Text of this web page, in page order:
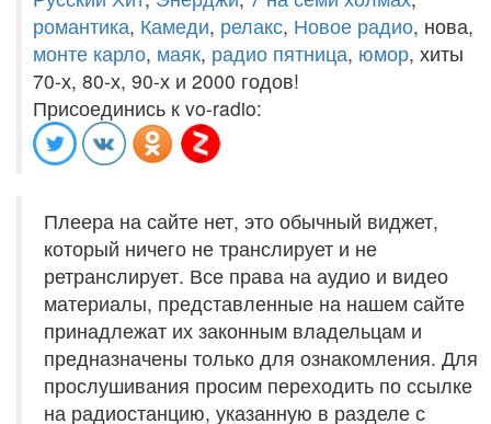
романтика, Камеди, релакс, Новое радио, нова,
монте карло, маяк, радио пятница, юмор, хиты
70-х, 80-х, 90-х и 2000 годов!
Присоединись к vo-radio:
Плеера на сайте нет, это обычный виджет,
который ничего не транслирует и не
ретранслирует. Все права на аудио и видео
материалы, представленные на нашем сайте
принадлежат их законным владельцам и
предназначены только для ознакомления. Для
прослушивания просим переходить по ссылке
на радиостанцию, указанную в разделе с